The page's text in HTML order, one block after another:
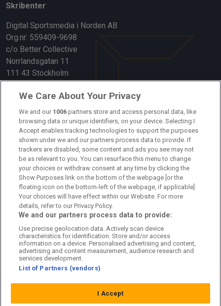
Skribenter
Digital Sportsmedia i Norden AB
Org.nr: 559409-9698
c/o Better Collective
Norrlandsgatan 11
111 43 Stockholm
Länkar
Om oss
Kontakta oss
Kundtjänst
Sponsor: Rekatochklart
Annonsera på Fotbolldirekt
Redaktionell policy
Personuppgiftspolicy
Cookiepolicy
Arkiv
We Care About Your Privacy
We and our 1006 partners store and access personal data, like
browsing data or unique identifiers, on your device. Selecting I
Accept enables tracking technologies to support the purposes
shown under we and our partners process data to provide. If
trackers are disabled, some content and ads you see may not
be as relevant to you. You can resurface this menu to change
your choices or withdraw consent at any time by clicking the
Show Purposes link on the bottom of the webpage [or the
floating icon on the bottom-left of the webpage, if applicable].
Your choices will have effect within our Website. For more
details, refer to our Privacy Policy.
We and our partners process data to provide:
Use precise geolocation data. Actively scan device
characteristics for identification. Store and/or access
information on a device. Personalised advertising and content,
advertising and content measurement, audience research and
services development.
List of Partners (vendors)
I Accept